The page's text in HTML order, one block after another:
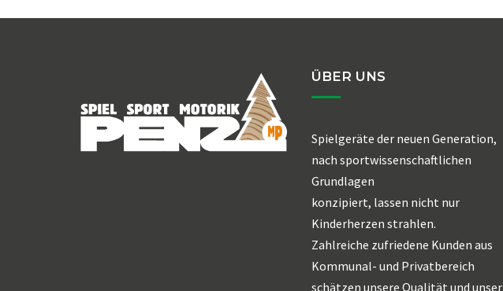
ÜBER UNS
Spielgeräte der neuen Generation,
nach sportwissenschaftlichen
Grundlagen
konzipiert, lassen nicht nur
Kinderherzen strahlen.
Zahlreiche zufriedene Kunden aus
Kommunal- und Privatbereich
schätzen unsere Qualität und unser